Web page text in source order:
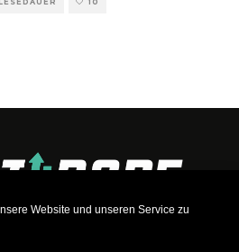
Website und unseren Service zu